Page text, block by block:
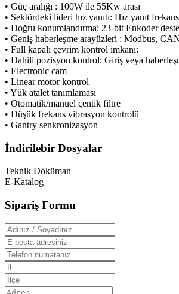
• Güç aralığı : 100W ile 55Kw arası
• Sektördeki lideri hız yanıtı: Hız yanıt
• Doğru konumlandırma: 23-bit Enkoder
• Geniş haberleşme arayüzleri : Modbus,
• Full kapalı çevrim kontrol imkanı:
• Dahili pozisyon kontrol: Giriş veya
• Electronic cam
• Linear motor kontrol
• Yük atalet tanımlaması
• Otomatik/manuel çentik filtre
• Düşük frekans vibrasyon kontrolü
• Gantry senkronizasyon
İndirilebir Dosyalar
Teknik Döküman
E-Katalog
Sipariş Formu